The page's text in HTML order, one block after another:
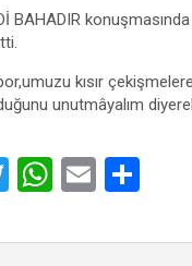
BAHADIR
kısır
unutmâyalım
T
tt
W
at
E
ail ar